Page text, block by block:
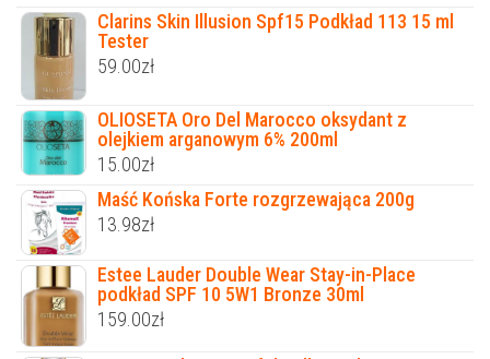
Clarins Skin Illusion Spf15 Podkład 113 15 ml
Tester
59.00zł
OLIOSETA Oro Del Marocco oksydant z
olejkiem arganowym 6% 200ml
15.00zł
Maść Końska Forte rozgrzewająca 200g
13.98zł
Estee Lauder Double Wear Stay-in-Place
podkład SPF 10 5W1 Bronze 30ml
159.00zł